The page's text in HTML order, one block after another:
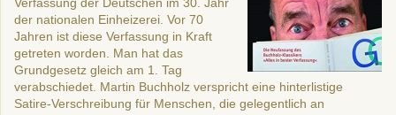
Verfassung der Deutschen im 30. Jahr
der nationalen Einheizerei. Vor 70
Jahren ist diese Verfassung in Kraft
getreten worden. Man hat das
Grundgesetz gleich am 1. Tag
verabschiedet. Martin Buchholz verspricht eine hinterlistige
Satire-Verschreibung für Menschen, die gelegentlich an